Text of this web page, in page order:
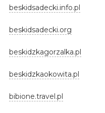
beskidsadecki.info.pl
beskidsadecki.org
beskidzkagorzalka.pl
beskidzkaokowita.pl
bibione.travel.pl